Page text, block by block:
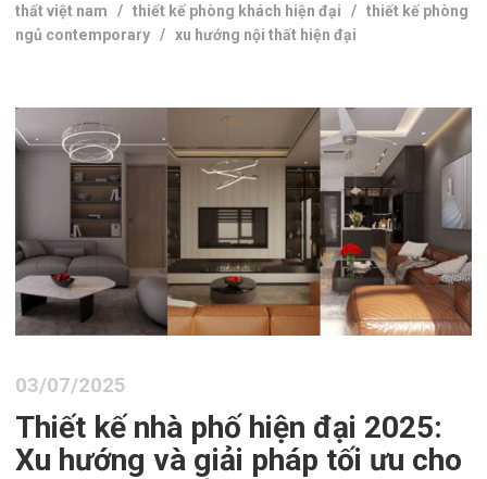
thất việt nam /thiết kế phòng khách hiện đại /thiết kế phòng
ngủ contemporary /xu hướng nội thất hiện đại
03/07/2025
Thiết kế nhà phố hiện đại 2025:
Xu hướng và giải pháp tối ưu cho